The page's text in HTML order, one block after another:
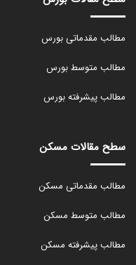
مطالب مقدماتی بورس
مطالب متوسط بورس
مطالب پیشرفته بورس
سطح مقالات مسکن
مطالب مقدماتی مسکن
مطالب متوسط مسکن
مطالب پیشرفته مسکن